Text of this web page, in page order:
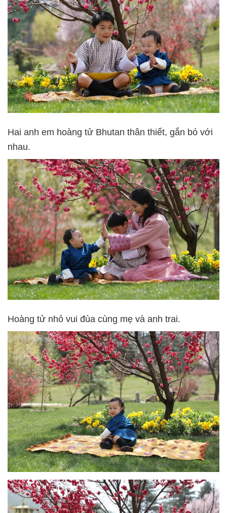
Hai anh em hoàng tử Bhutan thân thiết, gắn bó với
nhau.
Hoàng tử nhỏ vui đùa cùng mẹ và anh trai.